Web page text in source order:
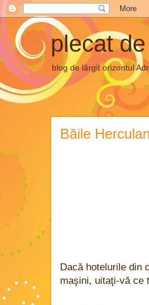
plecat
blog de lărgit orizontul
Băile
Dacă hotelurile din
maşini, uitaţi-vă ce